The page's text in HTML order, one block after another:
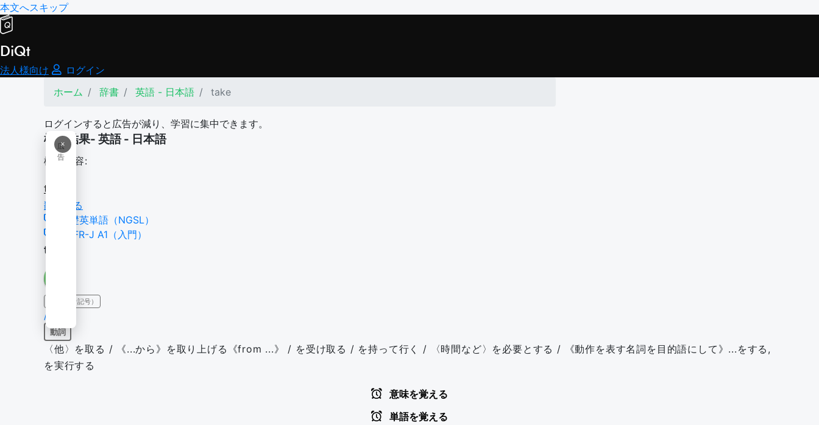
本文へスキップ
DiQt
法人様向け
ログイン
ホーム
辞書 英語 - 日本語 take
ログインすると広告が減り、学習に集中できます。
×
広
告
検索結果- 英語 - 日本語
検索内容:
take
翻訳する
基礎英単語（NGSL）
CEFR-J A1（入門）
take
IPA（発音記号）
/teɪk/
動詞
〈他〉を取る / 《...から》を取り上げる《from ...》 / を受け取る / を持って行く / 〈時間など〉を必要とする / 《動作を表す名詞を目的語にして》...をする,
を実行する
意味を覚える
単語を覚える